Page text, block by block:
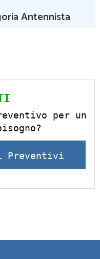
Antennista
per un
Preventivi